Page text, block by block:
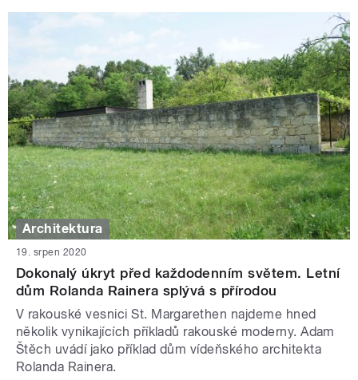
Architektura
19. srpen 2020
Dokonalý úkryt před každodenním světem. Letní
dům Rolanda Rainera splývá s přírodou
V rakouské vesnici St. Margarethen najdeme hned
několik vynikajících příkladů rakouské moderny. Adam
Štěch uvádí jako příklad dům vídeňského architekta
Rolanda Rainera.